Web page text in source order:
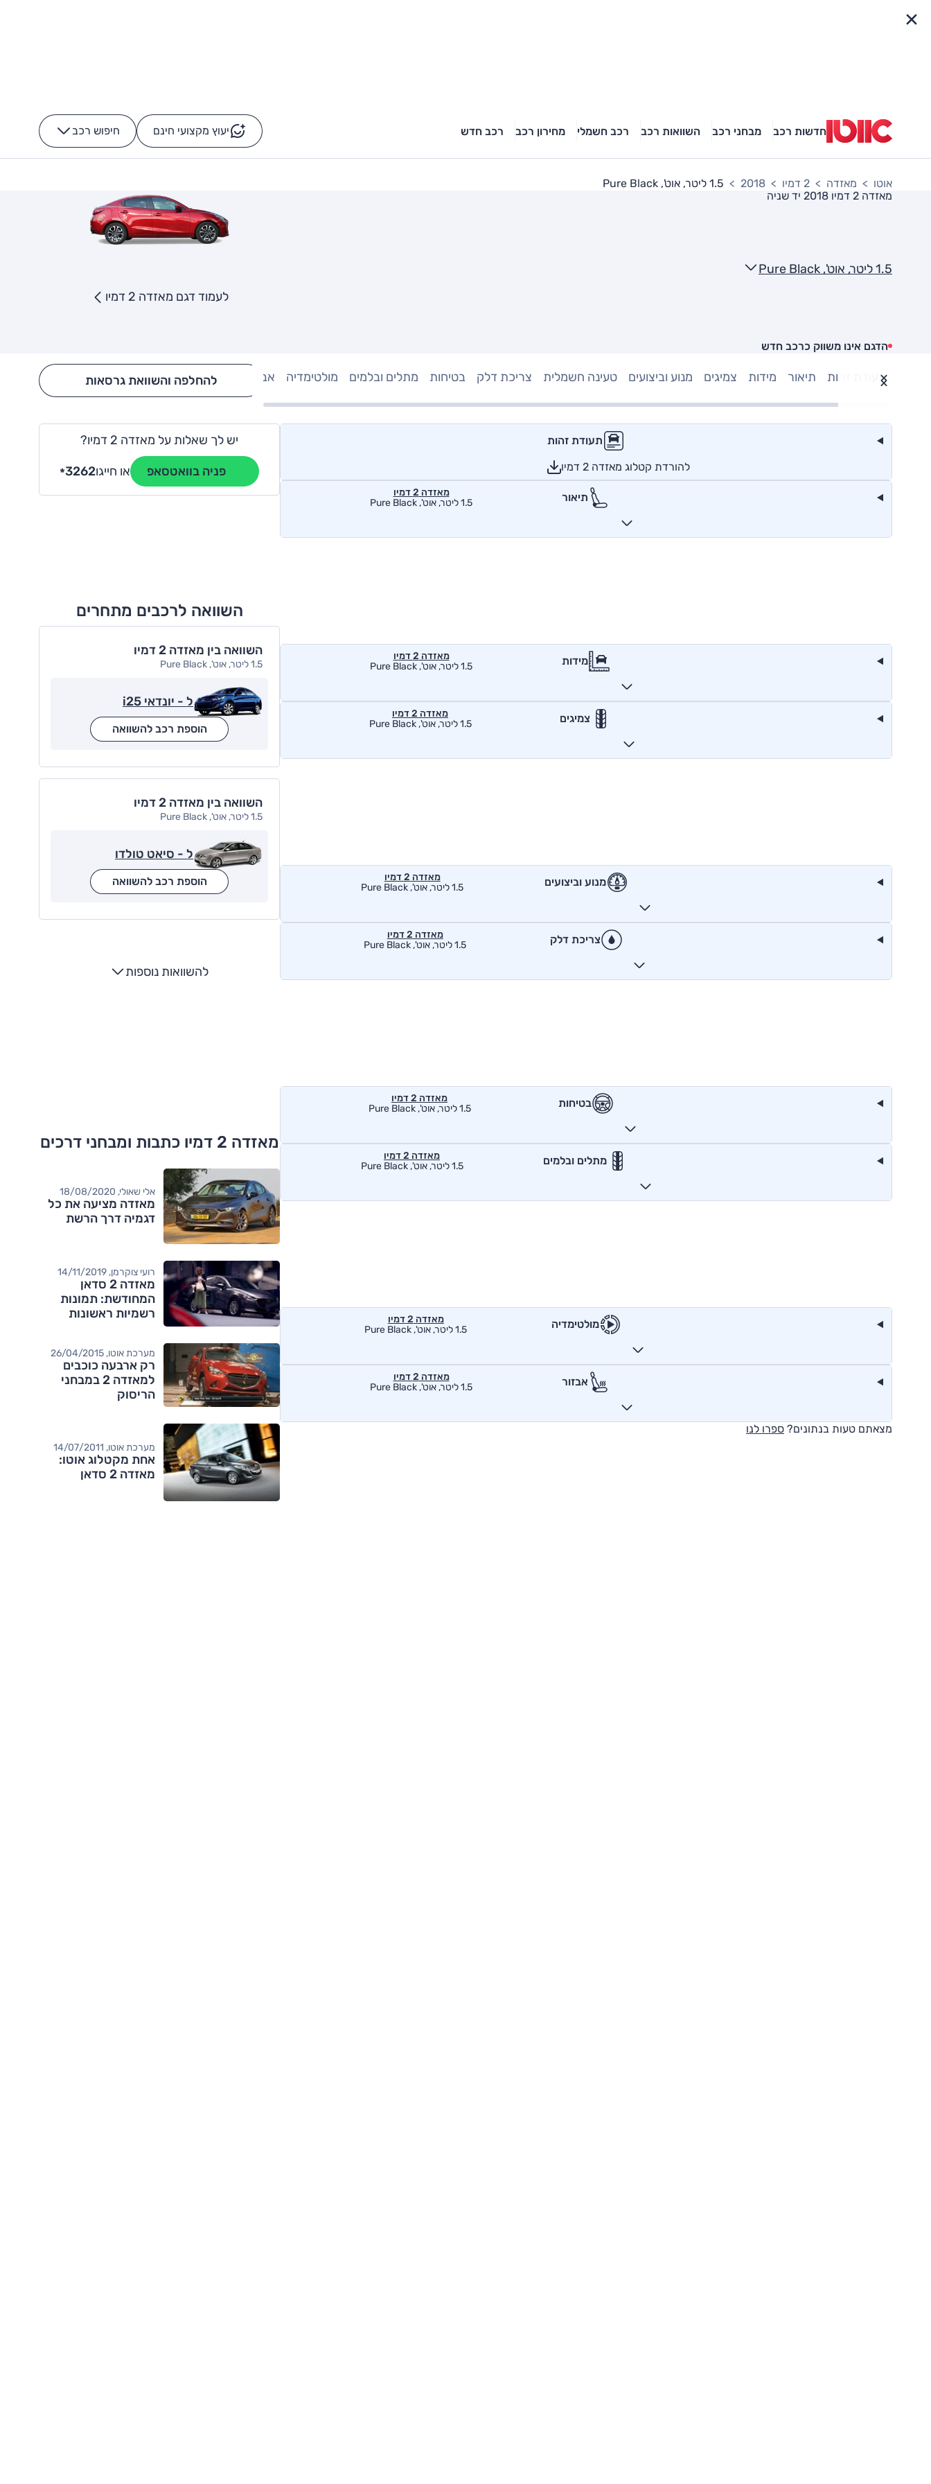
חדשות רכב מבחני רכב השוואות רכב רכב חשמלי מחירון רכב רכב חדש יעוץ מקצועי חינם חיפוש רכב -
אוטו מאזדה 2 דמיו 2018
1.5 ליטר, אוט', Pure Black
מאזדה 2 דמיו 2018
יד שניה
1.5 ליטר, אוט', Pure Black
הדגם אינו משווק כרכב חדש
לעמוד דגם מאזדה 2 דמיו
תעודת זהות תיאור מידות צמיגים מנוע וביצועים טעינה חשמלית צריכת דלק בטיחות מתלים ובלמים מולטימדיה אבזור Hide config section
להחלפה והשוואת גרסאות
תעודת זהות
להורדת קטלוג מאזדה 2 דמיו
תיאור
מאזדה 2 דמיו
1.5 ליטר, אוט', Pure Black
מידות
מאזדה 2 דמיו
1.5 ליטר, אוט', Pure Black
צמיגים
מאזדה 2 דמיו
1.5 ליטר, אוט', Pure Black
מנוע וביצועים
מאזדה 2 דמיו
1.5 ליטר, אוט', Pure Black
צריכת דלק
מאזדה 2 דמיו
1.5 ליטר, אוט', Pure Black
בטיחות
מאזדה 2 דמיו
1.5 ליטר, אוט', Pure Black
מתלים ובלמים
מאזדה 2 דמיו
1.5 ליטר, אוט', Pure Black
מולטימדיה
מאזדה 2 דמיו
1.5 ליטר, אוט', Pure Black
אבזור
מאזדה 2 דמיו
1.5 ליטר, אוט', Pure Black
מצאתם טעות בנתונים? ספרו לנו
יש לך שאלות על מאזדה 2 דמיו?
פניה בוואטסאפ או חייגו *3262
השוואה לרכבים מתחרים
השוואה בין מאזדה 2 דמיו
1.5 ליטר, אוט', Pure Black
ל - יונדאי i25
הוספת רכב להשוואה
השוואה בין מאזדה 2 דמיו
1.5 ליטר, אוט', Pure Black
ל - סיאט טולדו
הוספת רכב להשוואה
להשוואות נוספות
מאזדה 2 דמיו כתבות ומבחני דרכים
אלי שאולי, 18/08/2020
מאזדה מציעה את כל
דגמיה דרך הרשת
רועי צוקרמן, 14/11/2019
מאזדה 2 סדאן
המחודשת: תמונות
רשמיות ראשונות
מערכת אוטו, 26/04/2015
רק ארבעה כוכבים
למאזדה 2 במבחני
הריסוק
מערכת אוטו, 14/07/2011
אחת מקטלוג אוטו:
מאזדה 2 סדאן
מותגים מתחרים